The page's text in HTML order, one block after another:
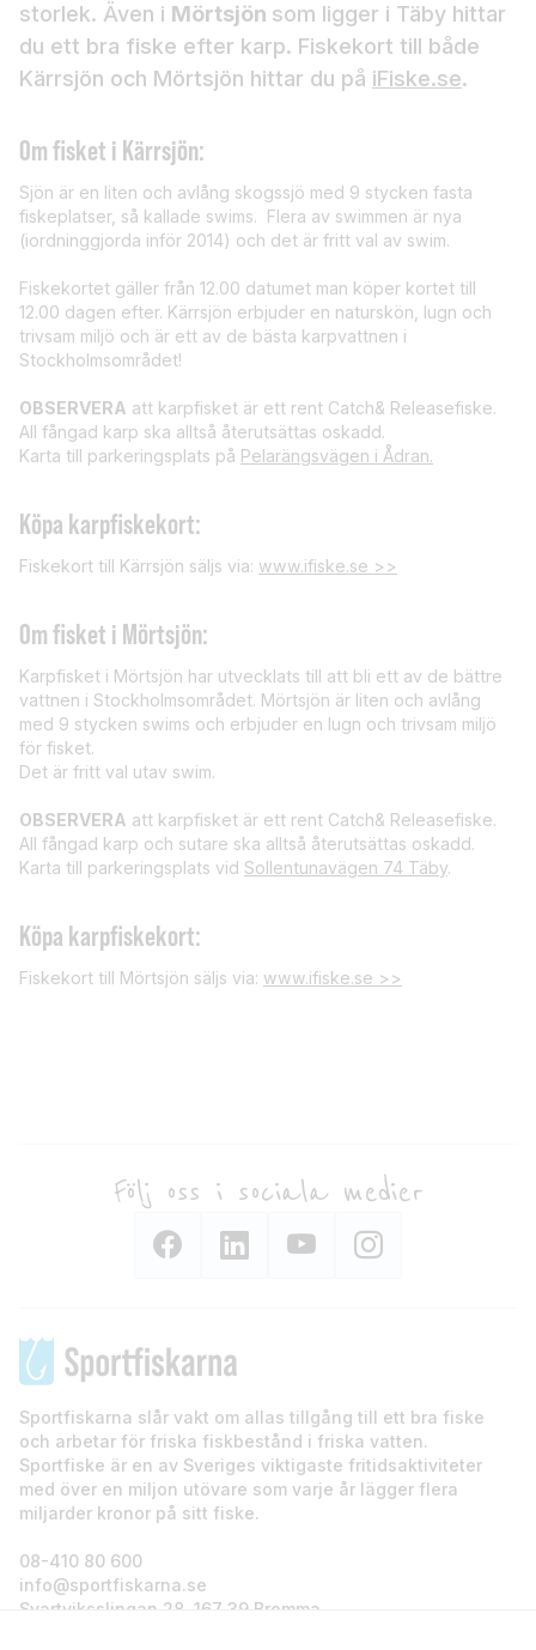
storlek. Även i Mörtsjön som ligger i Täby hittar
du ett bra fiske efter karp. Fiskekort till både
Kärrsjön och Mörtsjön hittar du på iFiske.se.
Om fisket i Kärrsjön:
Sjön är en liten och avlång skogssjö med 9 stycken fasta
fiskeplatser, så kallade swims. Flera av swimmen är nya
(iordninggjorda inför 2014) och det är fritt val av swim.
Fiskekortet gäller från 12.00 datumet man köper kortet till
12.00 dagen efter. Kärrsjön erbjuder en naturskön, lugn och
trivsam miljö och är ett av de bästa karpvattnen i
Stockholmsområdet!
OBSERVERA att karpfisket är ett rent Catch& Releasefiske.
All fångad karp ska alltså återutsättas oskadd.
Karta till parkeringsplats på Pelarängsvägen i Ådran.
Köpa karpfiskekort:
Fiskekort till Kärrsjön säljs via: www.ifiske.se >>
Om fisket i Mörtsjön:
Karpfisket i Mörtsjön har utvecklats till att bli ett av de bättre
vattnen i Stockholmsområdet. Mörtsjön är liten och avlång
med 9 stycken swims och erbjuder en lugn och trivsam miljö
för fisket.
Det är fritt val utav swim.
OBSERVERA att karpfisket är ett rent Catch& Releasefiske.
All fångad karp och sutare ska alltså återutsättas oskadd.
Karta till parkeringsplats vid Sollentunavägen 74 Täby.
Köpa karpfiskekort:
Fiskekort till Mörtsjön säljs via: www.ifiske.se >>
Följ oss i sociala medier
Sportfiskarna slår vakt om allas tillgång till ett bra fiske
och arbetar för friska fiskbestånd i friska vatten.
Sportfiske är en av Sveriges viktigaste fritidsaktiviteter
med över en miljon utövare som varje år lägger flera
miljarder kronor på sitt fiske.
08-410 80 600
info@sportfiskarna.se
Svartviksslingan 28, 167 39 Bromma